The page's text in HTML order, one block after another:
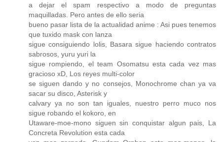
a dejar el spam respectivo a modo de preguntas
maquilladas. Pero antes de ello seria
bueno pasar lista de la actualidad anime : Asi pues tenemos
que tuxido mask con lanza
sigue consiguiendo lolis, Basara sigue haciendo contratos
sabrosos, yuru yuri la
sigue rompiendo, el team Osomatsu esta cada vez mas
gracioso xD, Los reyes multi-color
se siguen dando y no consejos, Monochrome chan ya va
sacar su disco, Asterisk y
calvary ya no son tan iguales, nuestro perro muco nos
sigue robando el kokoro, en
Utaware-moe-mono siguen sin conquistar algun pais, La
Concreta Revolution esta cada